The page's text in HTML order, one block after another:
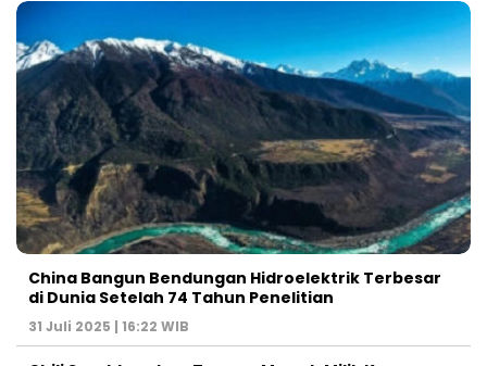
China Bangun Bendungan Hidroelektrik Terbesar
di Dunia Setelah 74 Tahun Penelitian
31 Juli 2025 | 16:22 WIB